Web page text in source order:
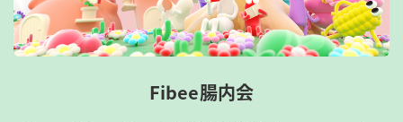
Fibee腸内会